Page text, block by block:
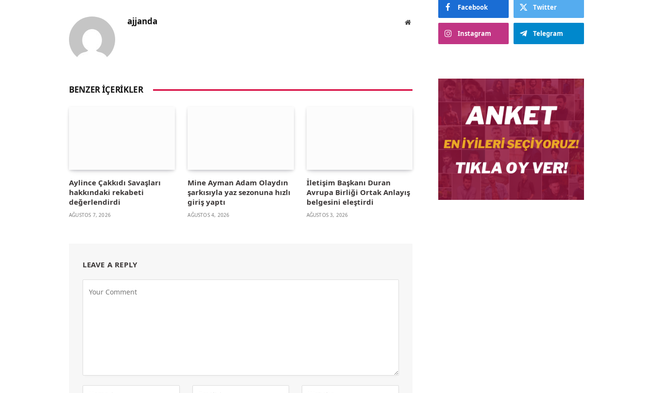
ajjanda Website
BENZER İÇERIKLER
Aylince Çakkıdı Savaşları
hakkındaki rekabeti
değerlendirdi
AĞUSTOS 7, 2026
Mine Ayman Adam Olaydın
şarkısıyla yaz sezonuna hızlı
giriş yaptı
AĞUSTOS 4, 2026
İletişim Başkanı Duran
Avrupa Birliği Ortak Anlayış
belgesini eleştirdi
AĞUSTOS 3, 2026
LEAVE A REPLY
Facebook Twitter
Instagram Telegram